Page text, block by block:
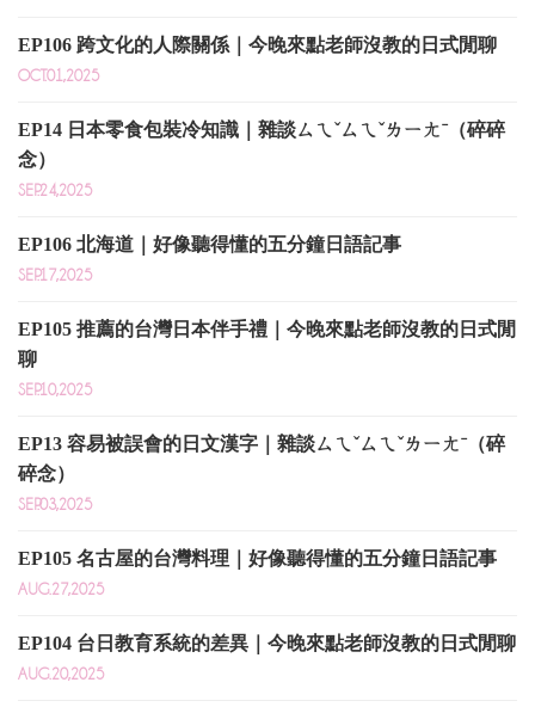
EP106 跨文化的人際關係｜今晚來點老師沒教的日式閒聊
OCT.01,2025
EP14 日本零食包裝冷知識｜雜談ㄙㄟˇㄙㄟˇㄌㄧㄤˉ（碎碎
念）
SEP.24,2025
EP106 北海道｜好像聽得懂的五分鐘日語記事
SEP.17,2025
EP105 推薦的台灣日本伴手禮｜今晚來點老師沒教的日式閒
聊
SEP.10,2025
EP13 容易被誤會的日文漢字｜雜談ㄙㄟˇㄙㄟˇㄌㄧㄤˉ（碎
碎念）
SEP.03,2025
EP105 名古屋的台灣料理｜好像聽得懂的五分鐘日語記事
AUG.27,2025
EP104 台日教育系統的差異｜今晚來點老師沒教的日式閒聊
AUG.20,2025